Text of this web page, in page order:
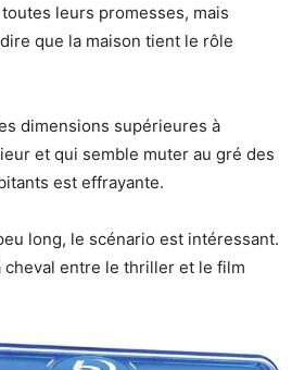
leurs promesses, mais
que la maison tient le rôle
dimensions supérieures à
et qui semble muter au gré des
est effrayante.
long, le scénario est intéressant.
cheval entre le thriller et le film